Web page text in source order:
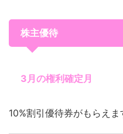
株主優待
3月の権利確定月
10%割引優待券がもらえま